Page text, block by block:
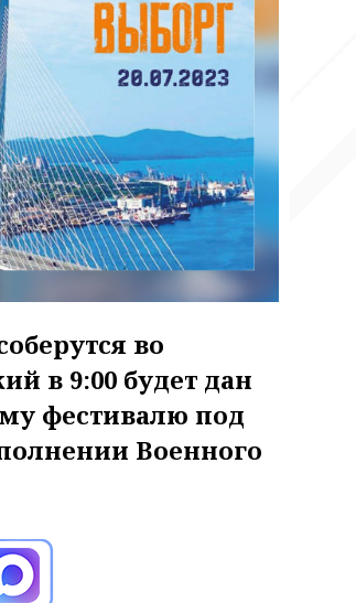
во
в 9:00 будет дан
фестивалю под
Военного